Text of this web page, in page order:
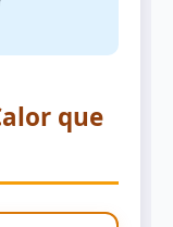
que